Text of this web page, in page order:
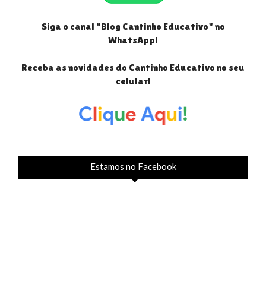
Siga o canal "Blog Cantinho Educativo" no
WhatsApp!
Receba as novidades do Cantinho Educativo no seu
celular!
Estamos no Facebook